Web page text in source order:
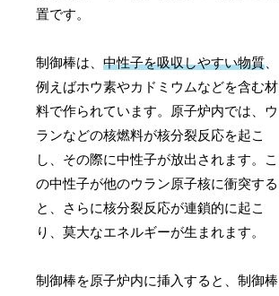
置です。
制御棒は、中性子を吸収しやすい物質、
例えばホウ素やカドミウムなどを含む材
料で作られています。原子炉内では、ウ
ランなどの核燃料が核分裂反応を起こ
し、その際に中性子が放出されます。こ
の中性子が他のウラン原子核に衝突する
と、さらに核分裂反応が連鎖的に起こ
り、莫大なエネルギーが生まれます。
制御棒を原子炉内に挿入すると、制御棒